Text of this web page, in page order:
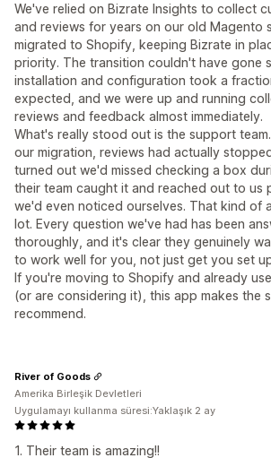
We've relied on Bizrate Insights to collect
and reviews for years on our old Magento
migrated to Shopify, keeping Bizrate in
priority. The transition couldn't have gone
installation and configuration took a
expected, and we were up and running
reviews and feedback almost immediately.
What's really stood out is the support
our migration, reviews had actually
turned out we'd missed checking a box
their team caught it and reached out to us
we'd even noticed ourselves. That kind of
lot. Every question we've had has been
thoroughly, and it's clear they genuinely
to work well for you, not just get you set
If you're moving to Shopify and already
(or are considering it), this app makes the
recommend.
1. Their team is amazing!!
River of Goods
Amerika Birleşik Devletleri
Uygulamayı kullanma süresi:Yaklaşık 2 ay